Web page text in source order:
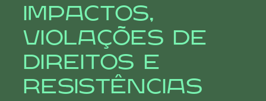
impactos,
violações de
direitos e
resistências